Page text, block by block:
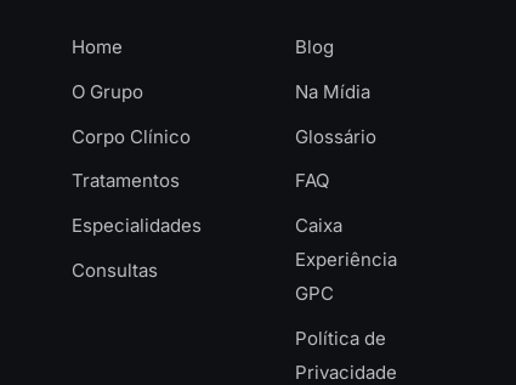
Home
O Grupo
Corpo Clínico
Tratamentos
Especialidades
Consultas
Blog
Na Mídia
Glossário
FAQ
Caixa
Experiência
GPC
Política de
Privacidade